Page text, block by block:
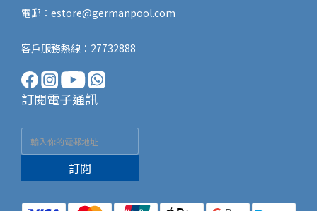
電郵： estore@germanpool.com
客戶服務熱線：27732888
訂閱電子通訊
訂閱